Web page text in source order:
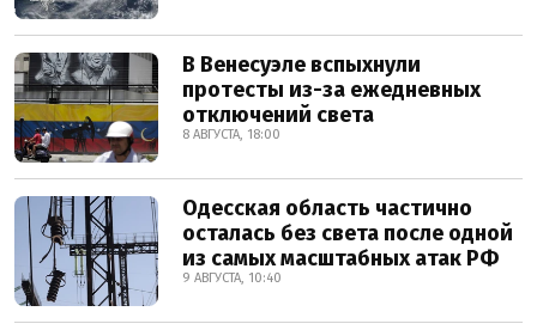
В Венесуэле вспыхнули
протесты из-за ежедневных
отключений света
8 АВГУСТА, 18:00
Одесская область частично
осталась без света после одной
из самых масштабных атак РФ
9 АВГУСТА, 10:40